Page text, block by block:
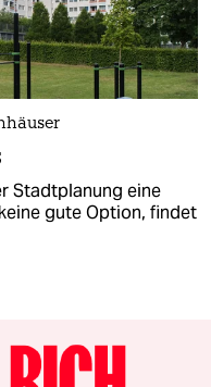
Stadtplanung eine
gute Option, findet